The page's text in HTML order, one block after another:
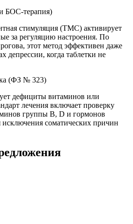
БОС-терапия)
стимуляция (ТМС) активирует
за регуляцию настроения. По
этот метод эффективен даже
депрессии, когда таблетки не
(ФЗ № 323)
дефициты витаминов или
лечения включает проверку
группы B, D и гормонов
соматических причин